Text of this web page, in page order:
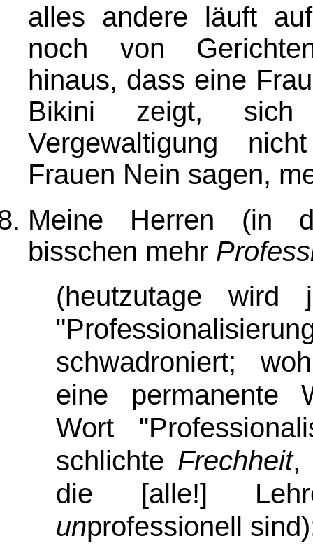
alles andere läuft
noch von
hinaus, dass eine
Bikini zeigt, sich
Vergewaltigung
Frauen Nein sagen,
Meine Herren (in
bisschen mehr
(heutzutage
schwadroniert;
eine permanente
Wort
schlichte Frechheit,
die [alle!]
unprofessionell sind)